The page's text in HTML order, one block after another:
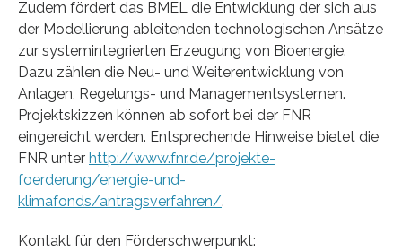
Zudem fördert das BMEL die Entwicklung der sich aus
der Modellierung ableitenden technologischen Ansätze
zur systemintegrierten Erzeugung von Bioenergie.
Dazu zählen die Neu- und Weiterentwicklung von
Anlagen, Regelungs- und Managementsystemen.
Projektskizzen können ab sofort bei der FNR
eingereicht werden. Entsprechende Hinweise bietet die
FNR unter http://www.fnr.de/projekte-
foerderung/energie-und-
klimafonds/antragsverfahren/.
Kontakt für den Förderschwerpunkt: